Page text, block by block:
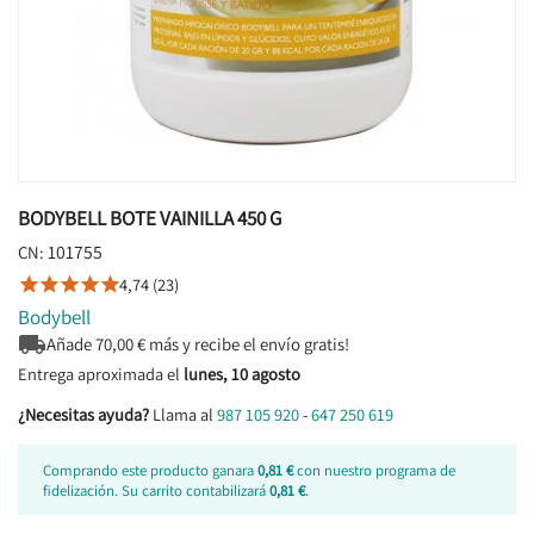
BODYBELL BOTE VAINILLA 450 G
CN: 101755
4,74 (23)
Bodybell
Añade70,00€ más y recibe el envío gratis!
Entrega aproximada el lunes, 10 agosto
¿Necesitas ayuda? Llama al 987 105 920-647 250 619
Comprando este producto ganara0,81 €con nuestro programa de
fidelización. Su carrito contabilizará0,81 €.